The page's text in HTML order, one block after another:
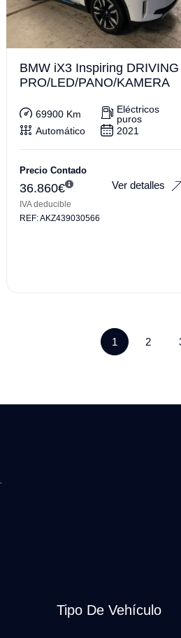
BMW iX3 Inspiring DRIVING
PRO/LED/PANO/KAMERA
69900 Km
Eléctricos
puros
Automático
2021
Precio Contado
36.860€
IVA deducible
Ver detalles
REF: AKZ439030566
1 2
Tipo De Vehículo